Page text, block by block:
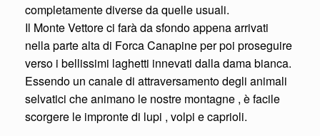
completamente diverse da quelle usuali.
Il Monte Vettore ci farà da sfondo appena arrivati
nella parte alta di Forca Canapine per poi proseguire
verso i bellissimi laghetti innevati dalla dama bianca.
Essendo un canale di attraversamento degli animali
selvatici che animano le nostre montagne , è facile
scorgere le impronte di lupi , volpi e caprioli.